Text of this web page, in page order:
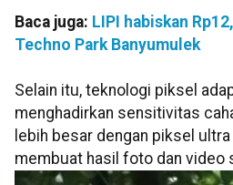
Baca juga: LIPI habiskan
Techno Park Banyumulek
Selain itu, teknologi piksel
menghadirkan sensitivitas
lebih besar dengan piksel
membuat hasil foto dan video